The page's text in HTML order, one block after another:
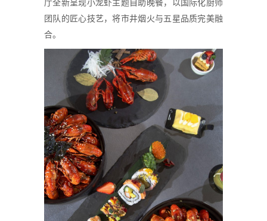
厅全新呈现小龙虾主题自助晚餐，以国际化厨师
团队的匠心技艺，将市井烟火与五星品质完美融
合。